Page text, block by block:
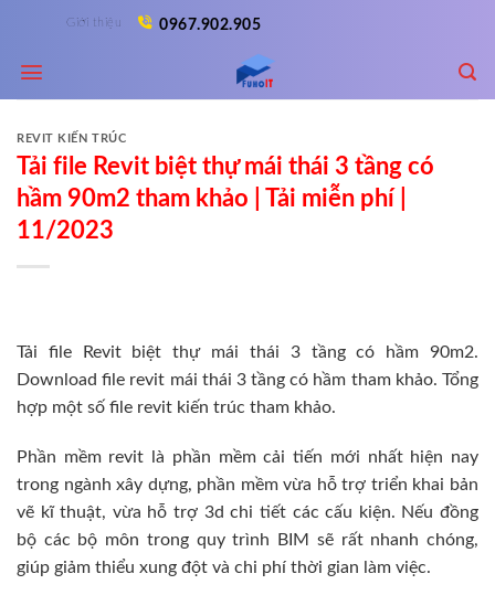
content
Giới thiệu 0967.902.905
REVIT KIẾN TRÚC
Tải file Revit biệt thự mái thái 3 tầng có
hầm 90m2 tham khảo | Tải miễn phí |
11/2023
Tải file Revit biệt thự mái thái 3 tầng có hầm 90m2.
Download file revit mái thái 3 tầng có hầm tham khảo. Tổng
hợp một số file revit kiến trúc tham khảo.
Phần mềm revit là phần mềm cải tiến mới nhất hiện nay
trong ngành xây dựng, phần mềm vừa hỗ trợ triển khai bản
vẽ kĩ thuật, vừa hỗ trợ 3d chi tiết các cấu kiện. Nếu đồng
bộ các bộ môn trong quy trình BIM sẽ rất nhanh chóng,
giúp giảm thiểu xung đột và chi phí thời gian làm việc.